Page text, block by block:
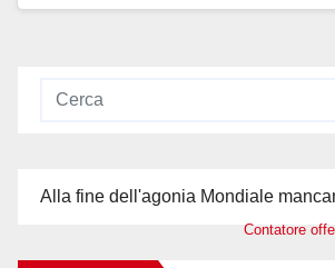
Alla fine dell'agonia Mondiale
Contatore